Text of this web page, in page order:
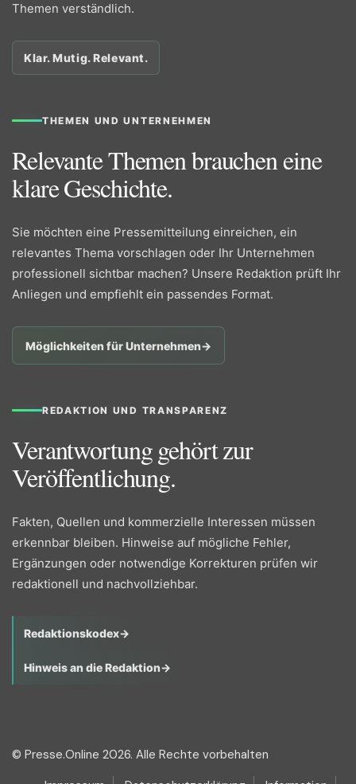
Themen verständlich.
Klar. Mutig. Relevant.
THEMEN UND UNTERNEHMEN
Relevante Themen brauchen eine
klare Geschichte.
Sie möchten eine Pressemitteilung einreichen, ein
relevantes Thema vorschlagen oder Ihr Unternehmen
professionell sichtbar machen? Unsere Redaktion prüft Ihr
Anliegen und empfiehlt ein passendes Format.
Möglichkeiten für Unternehmen→
REDAKTION UND TRANSPARENZ
Verantwortung gehört zur
Veröffentlichung.
Fakten, Quellen und kommerzielle Interessen müssen
erkennbar bleiben. Hinweise auf mögliche Fehler,
Ergänzungen oder notwendige Korrekturen prüfen wir
redaktionell und nachvollziehbar.
Redaktionskodex→
Hinweis an die Redaktion→
© Presse.Online 2026. Alle Rechte vorbehalten